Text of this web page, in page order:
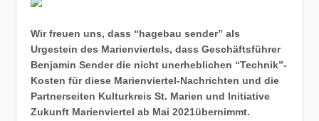
Wir freuen uns, dass “hagebau sender” als
Urgestein des Marienviertels, dass Geschäftsführer
Benjamin Sender die nicht unerheblichen “Technik”-
Kosten für diese Marienviertel-Nachrichten und die
Partnerseiten Kulturkreis St. Marien und Initiative
Zukunft Marienviertel ab Mai 2021übernimmt.